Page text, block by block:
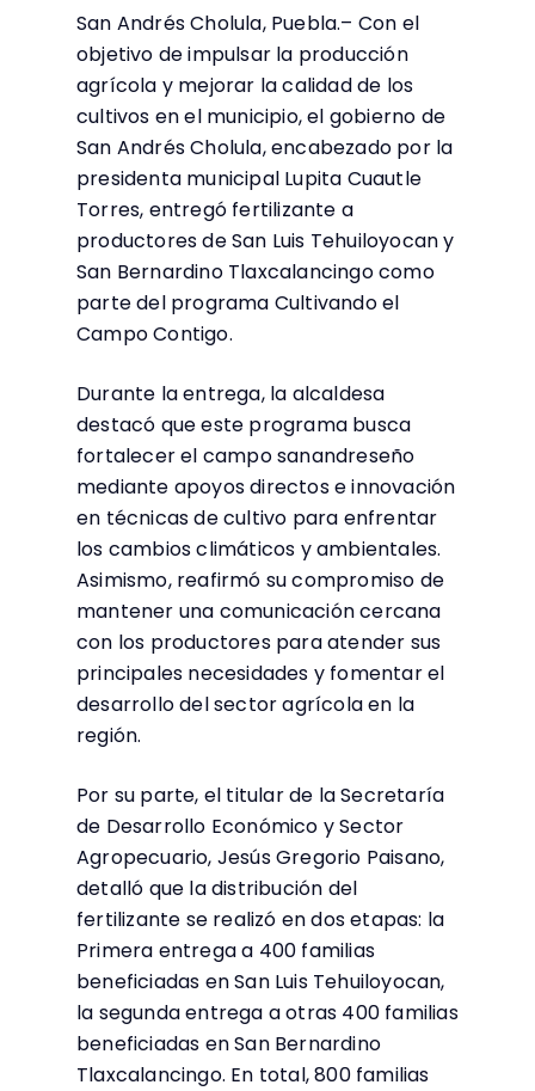
San Andrés Cholula, Puebla.– Con el
objetivo de impulsar la producción
agrícola y mejorar la calidad de los
cultivos en el municipio, el gobierno de
San Andrés Cholula, encabezado por la
presidenta municipal Lupita Cuautle
Torres, entregó fertilizante a
productores de San Luis Tehuiloyocan y
San Bernardino Tlaxcalancingo como
parte del programa Cultivando el
Campo Contigo.
Durante la entrega, la alcaldesa
destacó que este programa busca
fortalecer el campo sanandreseño
mediante apoyos directos e innovación
en técnicas de cultivo para enfrentar
los cambios climáticos y ambientales.
Asimismo, reafirmó su compromiso de
mantener una comunicación cercana
con los productores para atender sus
principales necesidades y fomentar el
desarrollo del sector agrícola en la
región.
Por su parte, el titular de la Secretaría
de Desarrollo Económico y Sector
Agropecuario, Jesús Gregorio Paisano,
detalló que la distribución del
fertilizante se realizó en dos etapas: la
Primera entrega a 400 familias
beneficiadas en San Luis Tehuiloyocan,
la segunda entrega a otras 400 familias
beneficiadas en San Bernardino
Tlaxcalancingo. En total, 800 familias